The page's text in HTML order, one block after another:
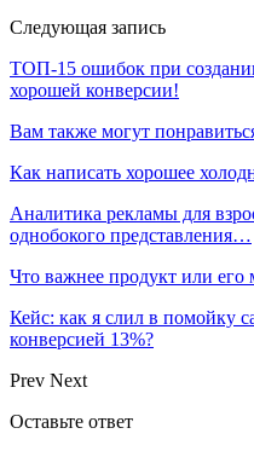
Следующая запись
ТОП-15 ошибок при
хорошей конверсии!
Вам также могут
Как написать хорошее
Аналитика рекламы для
однобокого представления…
Что важнее продукт или его
Кейс: как я слил в помойку
конверсией 13%?
Prev Next
Оставьте ответ